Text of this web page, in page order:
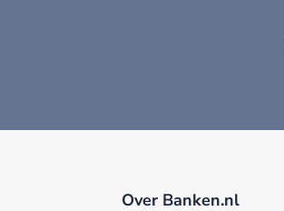
Over Banken.nl